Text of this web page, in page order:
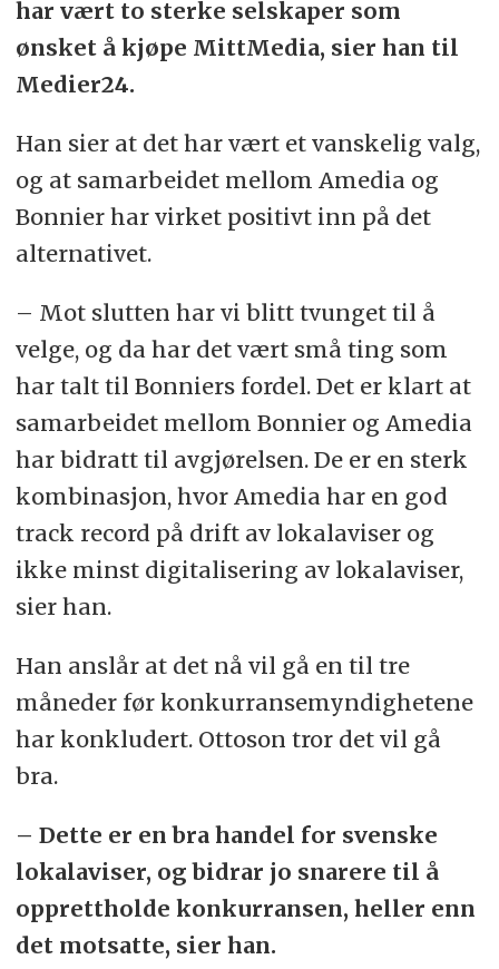
har vært to sterke selskaper som
ønsket å kjøpe MittMedia, sier han til
Medier24.
Han sier at det har vært et vanskelig valg,
og at samarbeidet mellom Amedia og
Bonnier har virket positivt inn på det
alternativet.
– Mot slutten har vi blitt tvunget til å
velge, og da har det vært små ting som
har talt til Bonniers fordel. Det er klart at
samarbeidet mellom Bonnier og Amedia
har bidratt til avgjørelsen. De er en sterk
kombinasjon, hvor Amedia har en god
track record på drift av lokalaviser og
ikke minst digitalisering av lokalaviser,
sier han.
Han anslår at det nå vil gå en til tre
måneder før konkurransemyndighetene
har konkludert. Ottoson tror det vil gå
bra.
– Dette er en bra handel for svenske
lokalaviser, og bidrar jo snarere til å
opprettholde konkurransen, heller enn
det motsatte, sier han.